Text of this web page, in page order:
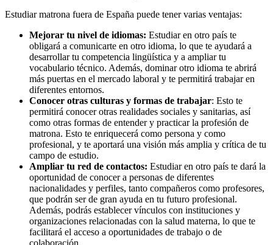
Estudiar matrona fuera de España puede tener varias ventajas:
Mejorar tu nivel de idiomas: Estudiar en otro país te
obligará a comunicarte en otro idioma, lo que te ayudará a
desarrollar tu competencia lingüística y a ampliar tu
vocabulario técnico. Además, dominar otro idioma te abrirá
más puertas en el mercado laboral y te permitirá trabajar en
diferentes entornos.
Conocer otras culturas y formas de trabajar: Esto te
permitirá conocer otras realidades sociales y sanitarias, así
como otras formas de entender y practicar la profesión de
matrona. Esto te enriquecerá como persona y como
profesional, y te aportará una visión más amplia y crítica de tu
campo de estudio.
Ampliar tu red de contactos: Estudiar en otro país te dará la
oportunidad de conocer a personas de diferentes
nacionalidades y perfiles, tanto compañeros como profesores,
que podrán ser de gran ayuda en tu futuro profesional.
Además, podrás establecer vínculos con instituciones y
organizaciones relacionadas con la salud materna, lo que te
facilitará el acceso a oportunidades de trabajo o de